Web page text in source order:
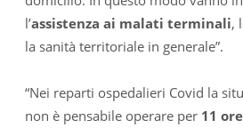
l’assistenza ai malati terminali,
la sanità territoriale in generale”.
“Nei reparti ospedalieri Covid la
non è pensabile operare per 11